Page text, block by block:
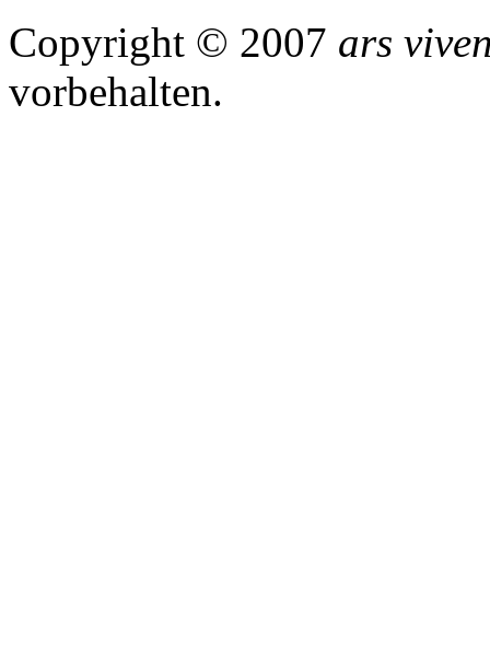
Copyright © 2007 ars
vorbehalten.